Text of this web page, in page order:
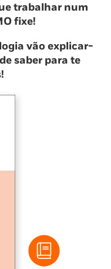
trabalhar num
fixe!
vão explicar-
saber para te